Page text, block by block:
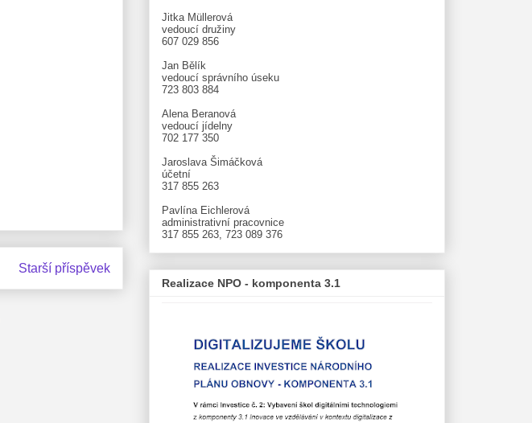
Starší příspěvek
Jitka Müllerová
vedoucí družiny
607 029 856
Jan Bělík
vedoucí správního úseku
723 803 884
Alena Beranová
vedoucí jídelny
702 177 350
Jaroslava Šimáčková
účetní
317 855 263
Pavlína Eichlerová
administrativní pracovnice
317 855 263, 723 089 376
Realizace NPO - komponenta 3.1